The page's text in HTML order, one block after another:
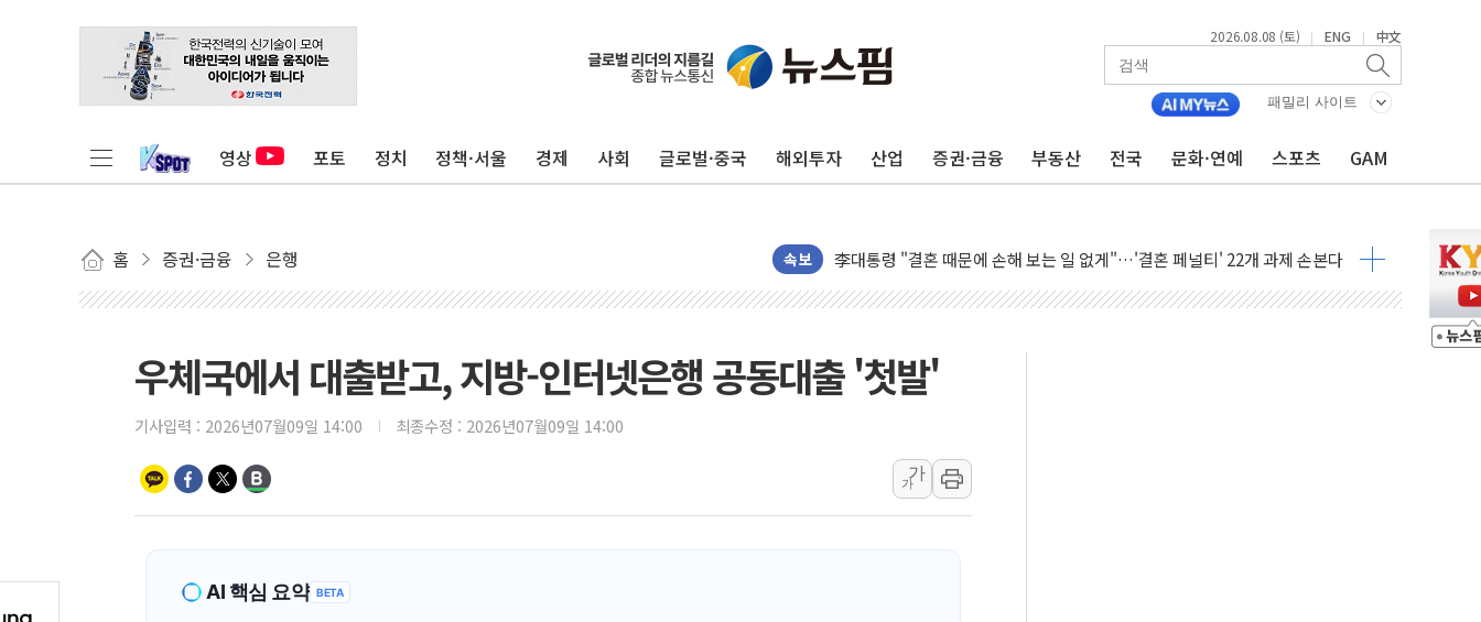
2026.08.08 (토) | ENG | 中文
패밀리 사이트
영상 포토 정치 정책·서울 경제 사회 글로벌·중국 해외투자 산업 증권·금융 부동산 전국 문화·연예 스포츠 GAM
홈 증권·금융 은행 속보
이번주 국내 주요 금융일정(8.10~8.14)
美, 이란전 출구전략 만지작…공습 한계·탄약 부족 현실화
폐기물 수거하다 참변…60대 환경미화원 수거차에 치여 사망
서울 중랑구 주택가서 흉기 난동…60대 남성 2명 숨져
여수 오동도 인근 해상서 모터보트 전복…1명 사망·1명 실종
추미애, '위안부' 피해자 기림의 날 참석..."국제적 시민 연대로 목소리 내야"
인천서 말다툼 중 어머니 흉기 살해 10대 아들 체포
'화합' 꺼낸 김민석에 '뻔뻔' 받아친 정청래…제주 연설서 신경전 고조
동해중부 전 해상 풍랑주의보…10일까지 최대 3.5m 높은 물결
연일 폭염에 온열질환 사망 23명…정부, 비상대응기구 가동
中 전방위 아파트 부양, 수도 베이징도 부동산 규제 철폐
인제 용대리 계곡서 수위 상승으로 피서객 7명 고립…전원 구조
우체국에서 대출받고, 지방-인터넷은행 공동대출 '첫발'
기사입력 : 2026년07월09일 14:00 최종수정 : 2026년07월09일 14:00
가
가
AI 핵심 요약 BETA